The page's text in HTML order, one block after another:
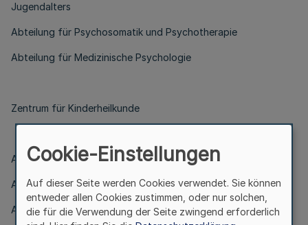
Jugendalters
Abteilung für Psychosomatik und Psychotherapie
Abteilung für Medizinische Psychologie
Zentrum für Kinderheilkunde
Abteilung für Allgemeine Kinderheilkunde
Abteilung für Kinderkardiologie
Abteilung für Pädiatrische Hämatologie und Onkologie
Cookie-Einstellungen
Auf dieser Seite werden Cookies verwendet. Sie können
entweder allen Cookies zustimmen, oder nur solchen,
die für die Verwendung der Seite zwingend erforderlich